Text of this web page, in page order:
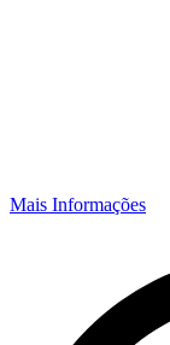
Mais Informações